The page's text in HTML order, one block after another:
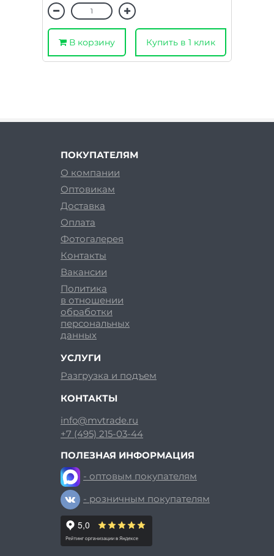
В корзину Купить в 1 клик
ПОКУПАТЕЛЯМ
О компании
Оптовикам
Доставка
Оплата
Фотогалерея
Контакты
Вакансии
Политика
в отношении
обработки
персональных
данных
УСЛУГИ
Разгрузка и подъем
КОНТАКТЫ
info@mvtrade.ru
+7 (495) 215-03-44
ПОЛЕЗНАЯ ИНФОРМАЦИЯ
- оптовым покупателям
- розничным покупателям